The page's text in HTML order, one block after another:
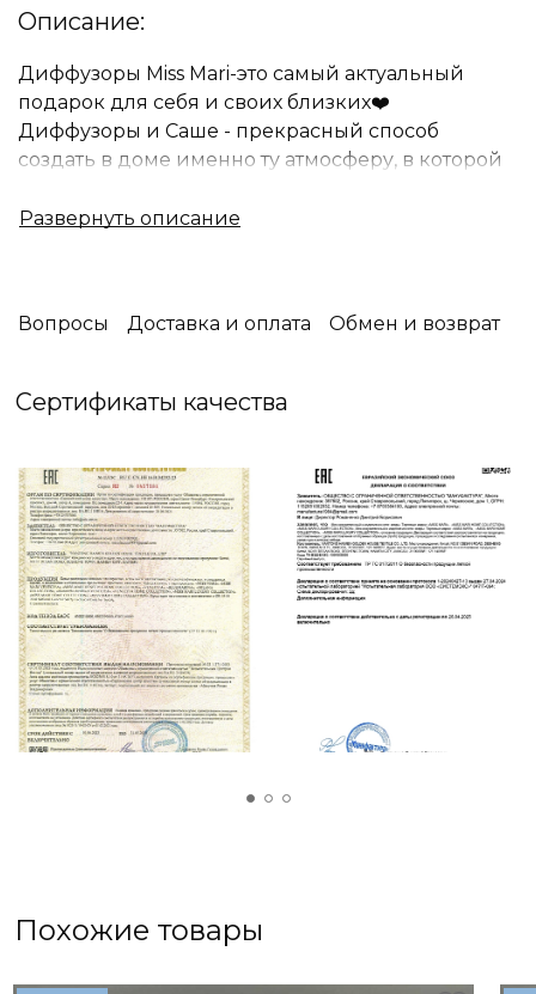
Описание:
Диффузоры Miss Mari-это самый актуальный
подарок для себя и своих близких❤️
Диффузоры и Саше - прекрасный способ
создать в доме именно ту атмосферу, в которой
наслаждаться счастливыми моментами вместе с
запахов: фруктовых или цветочных, терпких или
свежих, пряных или сладких.
который будет ассоциироваться с вашим
уютным домом.
Побалуйте себя и окунитесь в свои мечты
вместе с Miss Mari❤️
Вопросы Доставка и оплата Обмен и возврат
Сертификаты качества
Похожие товары